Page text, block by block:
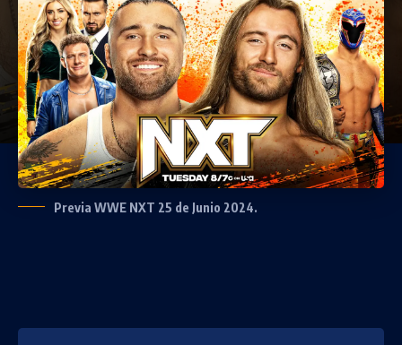
Previa WWE NXT 25 de Junio 2024.